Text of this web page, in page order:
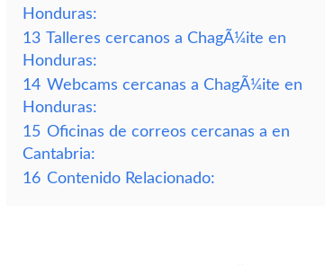
Honduras:
13 Talleres cercanos a ChagÃ¼ite en
Honduras:
14 Webcams cercanas a ChagÃ¼ite en
Honduras:
15 Oficinas de correos cercanas a en
Cantabria:
16 Contenido Relacionado: